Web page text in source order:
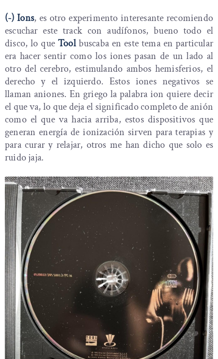
(-) Ions, es otro experimento interesante recomiendo
escuchar este track con audífonos, bueno todo el
disco, lo que Toolbuscaba en este tema en particular
era hacer sentir como los iones pasan de un lado al
otro del cerebro, estimulando ambos hemisferios, el
derecho y el izquierdo. Estos iones negativos se
llaman aniones. En griego la palabra ion quiere decir
el que va, lo que deja el significado completo de anión
como el que va hacia arriba, estos dispositivos que
generan energía de ionización sirven para terapias y
para curar y relajar, otros me han dicho que solo es
ruido jaja.